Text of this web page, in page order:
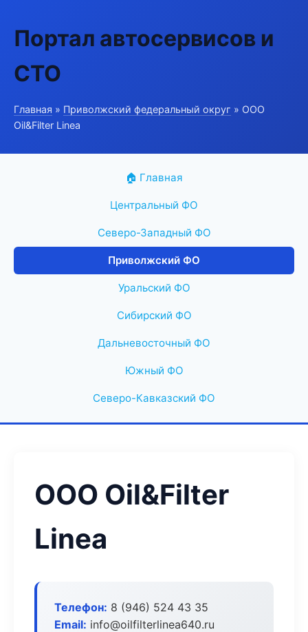
Портал автосервисов и
СТО
Главная » Приволжский федеральный округ » ООО
Oil&Filter Linea
🏠 Главная
Центральный ФО
Северо-Западный ФО
Приволжский ФО
Уральский ФО
Сибирский ФО
Дальневосточный ФО
Южный ФО
Северо-Кавказский ФО
ООО Oil&Filter
Linea
Телефон: 8 (946) 524 43 35
Email: info@oilfilterlinea640.ru